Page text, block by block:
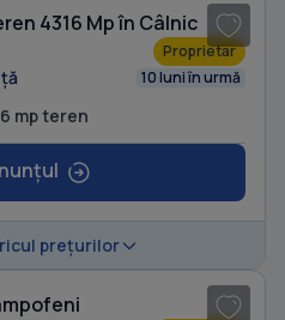
4316 Mp în Câlnic
Proprietar
10 luni în urmă
mp teren
prețurilor